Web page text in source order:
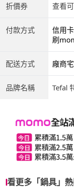
折價券 查看
付款方式
信用
ATM |
刷
配送方式 廠商
品牌名稱 Tefal
看更多「鍋具」